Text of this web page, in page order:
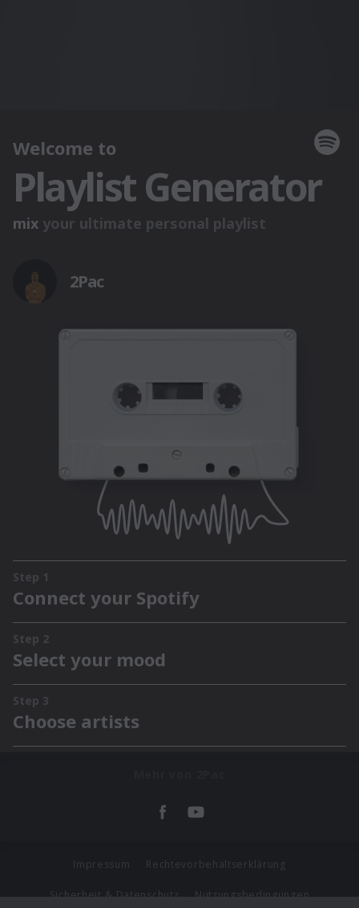
Impressum Rechtevorbehaltserklärung
Sicherheit & Datenschutz Nutzungsbedingungen